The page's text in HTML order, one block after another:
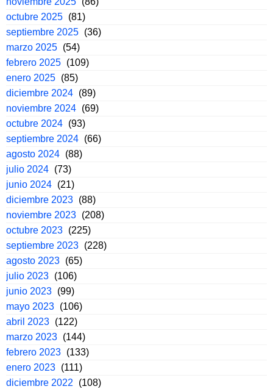
octubre 2025 (81)
septiembre 2025 (36)
marzo 2025 (54)
febrero 2025 (109)
enero 2025 (85)
diciembre 2024 (89)
noviembre 2024 (69)
octubre 2024 (93)
septiembre 2024 (66)
agosto 2024 (88)
julio 2024 (73)
junio 2024 (21)
diciembre 2023 (88)
noviembre 2023 (208)
octubre 2023 (225)
septiembre 2023 (228)
agosto 2023 (65)
julio 2023 (106)
junio 2023 (99)
mayo 2023 (106)
abril 2023 (122)
marzo 2023 (144)
febrero 2023 (133)
enero 2023 (111)
diciembre 2022
(108)